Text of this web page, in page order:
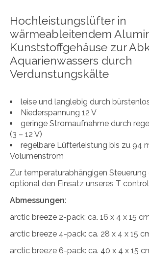
Hochleistungslüfter in
wärmeableitendem
Kunststoffgehäuse zur
Aquarienwassers durch
Verdunstungskälte
leise und langlebig durch
Niederspannung 12 V
geringe Stromaufnahme durch
(3 – 12 V)
regelbare Lüfterleistung bis zu 94
Volumenstrom
Zur temperaturabhängigen
optional den Einsatz unseres T
Abmessungen:
arctic breeze 2-pack: ca. 16 x 4 x 15
arctic breeze 4-pack: ca. 28 x 4 x 15
arctic breeze 6-pack: ca. 40 x 4 x 15